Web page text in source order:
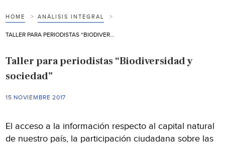
HOME ANÁLISIS INTEGRAL
Taller para periodistas “Biodiversidad y
sociedad”
15 NOVIEMBRE 2017
El acceso a la información respecto al capital natural
de nuestro país, la participación ciudadana sobre las